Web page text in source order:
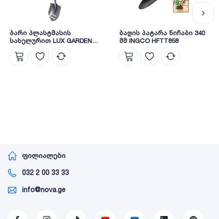
ბარი პლასტმასის
სახელურით LUX GARDEN
LPT007
ბაღის პატარა ნიჩაბი 340
მმ INGCO HFTT858
ფილიალები
032 2 00 33 33
info@nova.ge